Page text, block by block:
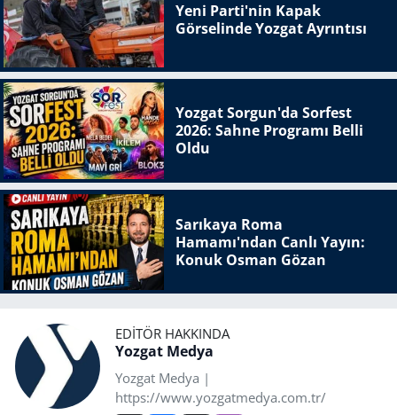
Yeni Parti'nin Kapak
Görselinde Yozgat Ayrıntısı
Yozgat Sorgun'da Sorfest
2026: Sahne Programı Belli
Oldu
Sarıkaya Roma
Hamamı'ndan Canlı Yayın:
Konuk Osman Gözan
EDITÖR HAKKINDA
Yozgat Medya
Yozgat Medya |
https://www.yozgatmedya.com.tr/